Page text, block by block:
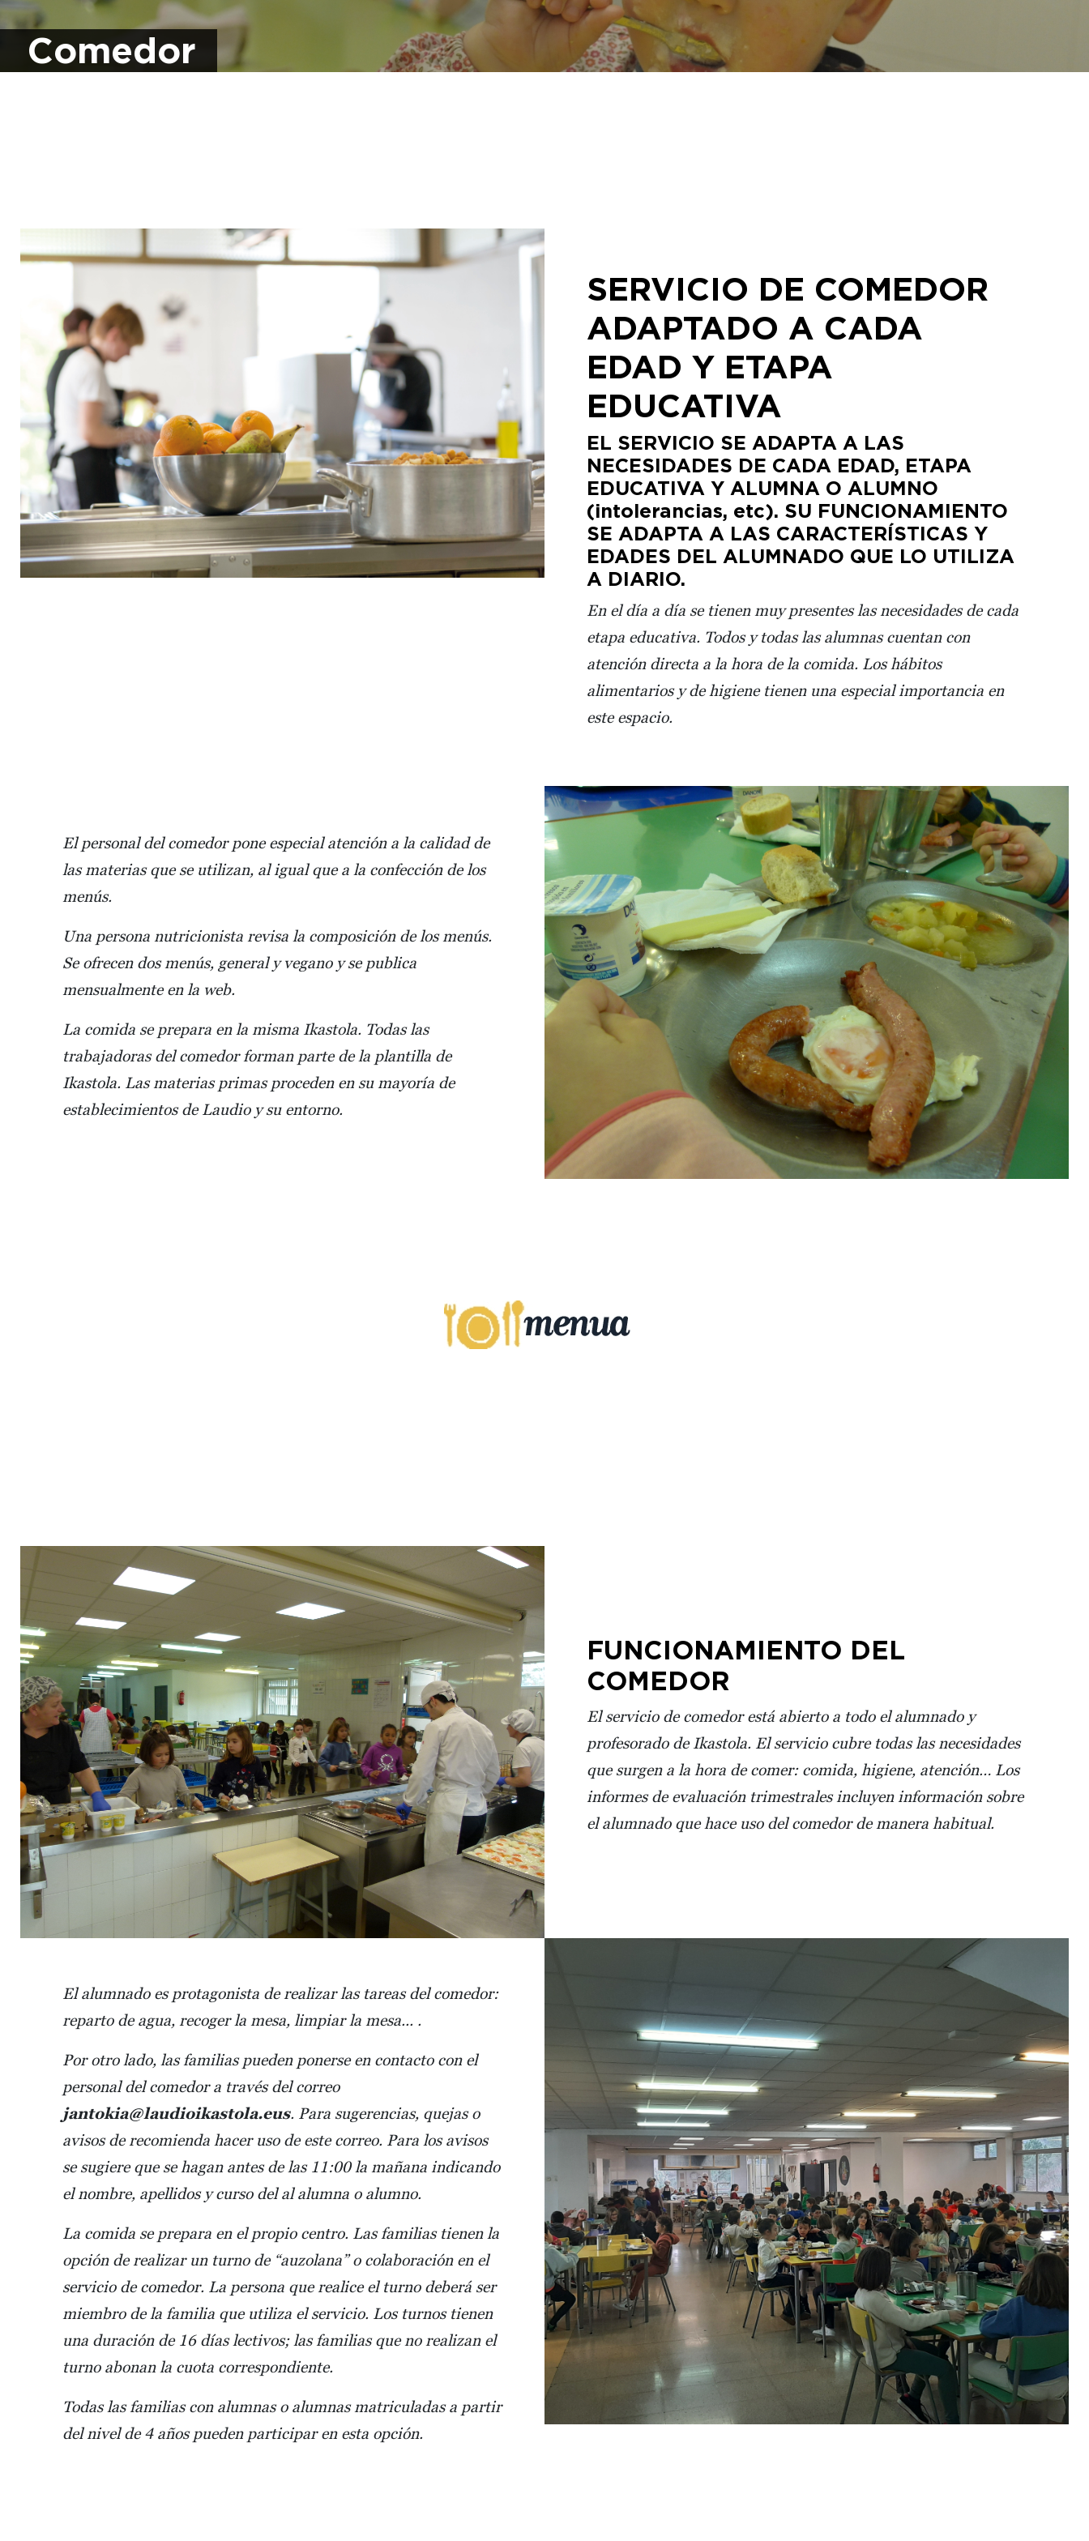
Comedor
SERVICIO DE COMEDOR
ADAPTADO A CADA
EDAD Y ETAPA
EDUCATIVA
EL SERVICIO SE ADAPTA A LAS
NECESIDADES DE CADA EDAD, ETAPA
EDUCATIVA Y ALUMNA O ALUMNO
(intolerancias, etc). SU FUNCIONAMIENTO
SE ADAPTA A LAS CARACTERÍSTICAS Y
EDADES DEL ALUMNADO QUE LO UTILIZA
A DIARIO.
En el día a día se tienen muy presentes las necesidades de cada
etapa educativa. Todos y todas las alumnas cuentan con
atención directa a la hora de la comida. Los hábitos
alimentarios y de higiene tienen una especial importancia en
este espacio.
El personal del comedor pone especial atención a la calidad de
las materias que se utilizan, al igual que a la confección de los
menús.
Una persona nutricionista revisa la composición de los menús.
Se ofrecen dos menús, general y vegano y se publica
mensualmente en la web.
La comida se prepara en la misma Ikastola. Todas las
trabajadoras del comedor forman parte de la plantilla de
Ikastola. Las materias primas proceden en su mayoría de
establecimientos de Laudio y su entorno.
Irudia
FUNCIONAMIENTO DEL
COMEDOR
El servicio de comedor está abierto a todo el alumnado y
profesorado de Ikastola. El servicio cubre todas las necesidades
que surgen a la hora de comer: comida, higiene, atención… Los
informes de evaluación trimestrales incluyen información sobre
el alumnado que hace uso del comedor de manera habitual.
El alumnado es protagonista de realizar las tareas del comedor:
reparto de agua, recoger la mesa, limpiar la mesa... .
Por otro lado, las familias pueden ponerse en contacto con el
personal del comedor a través del correo
jantokia@laudioikastola.eus. Para sugerencias, quejas o
avisos de recomienda hacer uso de este correo. Para los avisos
se sugiere que se hagan antes de las 11:00 la mañana indicando
el nombre, apellidos y curso del al alumna o alumno.
La comida se prepara en el propio centro. Las familias tienen la
opción de realizar un turno de “auzolana” o colaboración en el
servicio de comedor. La persona que realice el turno deberá ser
miembro de la familia que utiliza el servicio. Los turnos tienen
una duración de 16 días lectivos; las familias que no realizan el
turno abonan la cuota correspondiente.
Todas las familias con alumnas o alumnas matriculadas a partir
del nivel de 4 años pueden participar en esta opción.